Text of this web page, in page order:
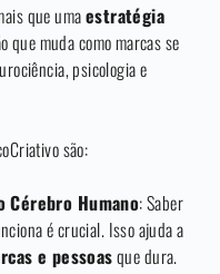
que umaestratégia
que muda como marcas se
psicologia e
são:
Cérebro Humano: Saber
é crucial. Isso ajuda a
e pessoasque dura.